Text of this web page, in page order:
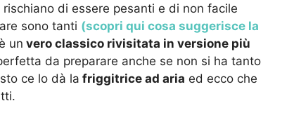
di essere pesanti e di non facile
sono tanti (scopri qui cosa suggerisce la
un vero classico rivisitata in versione più
da preparare anche se non si ha tanto
ce lo dà la friggitrice ad aria ed ecco che